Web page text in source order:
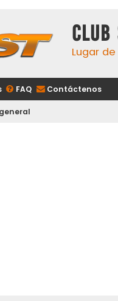
Club
Lugar
FAQ Contáctenos